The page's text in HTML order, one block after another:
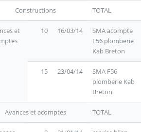
Constructions TOTAL
et
10 16/03/14
SMA acompte
F56 plomberie
Kab Breton
15 23/04/14
SMA F56
plomberie Kab
Breton
Avances et acomptes TOTAL